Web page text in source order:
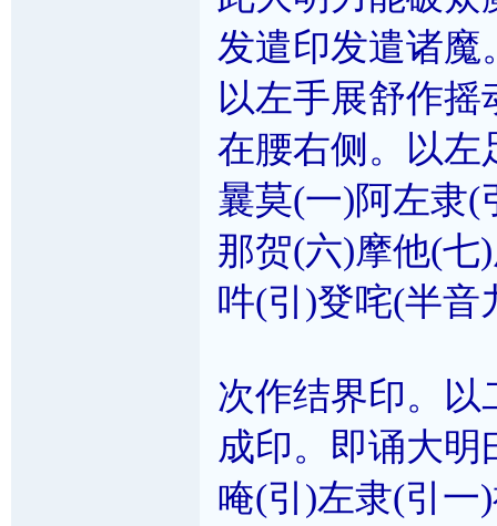
发遣印发遣诸魔
以左手展舒作
在腰右侧。以左
曩莫(一)阿左隶(
那贺(六)摩他(七
吽(引)癹咤(半音
次作结界印。以
成印。即诵大明
唵(引)左隶(引一